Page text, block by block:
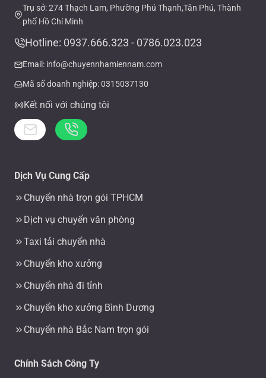
Trụ sở: 274 Thạch Lam, Phường Phú Thạnh,Tân Phú, Thành
phố Hồ Chí Minh
Hotline: 0937.666.323 - 0786.023.023
Email: info@chuyennhamiennam.com
Mã số doanh nghiệp: 0315037130
Kết nối với chúng tôi
Dịch Vụ Cung Cấp
Chuyển nhà trọn gói TPHCM
Dịch vụ chuyển văn phòng
Taxi tải chuyển nhà
Chuyển kho xưởng
Chuyển nhà đi tỉnh
Chuyển kho xưởng Bình Dương
Chuyển nhà Bắc Nam trọn gói
Chính Sách Công Ty